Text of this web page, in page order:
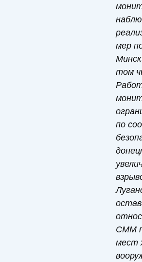
мер
том
по
СММ
мест